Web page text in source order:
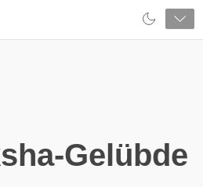
Gelübde